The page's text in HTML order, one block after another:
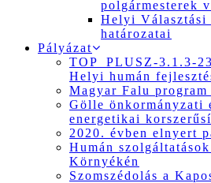
polgármesterek
Helyi Választási
határozatai
Pályázat
TOP_PLUSZ-3.1.3-
Helyi humán
Magyar Falu program
Gölle önkormányzati
energetikai
2020. évben elnyert
Humán
Környékén
Szomszédolás a